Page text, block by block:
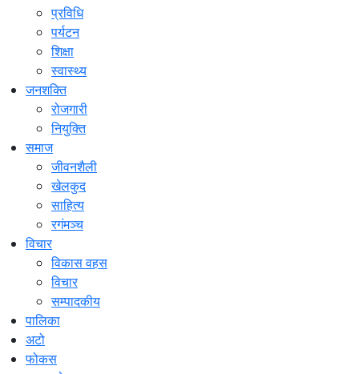
प्रविधि
पर्यटन
शिक्षा
स्वास्थ्य
जनशक्ति
रोजगारी
नियुक्ति
समाज
जीवनशैली
खेलकुद
साहित्य
रगंमञ्च
विचार
विकास वहस
विचार
सम्पादकीय
पालिका
अटो
फोकस